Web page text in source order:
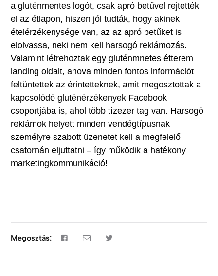
a gluténmentes logót, csak apró betűvel rejtették
el az étlapon, hiszen jól tudták, hogy akinek
ételérzékenysége van, az az apró betűket is
elolvassa, neki nem kell harsogó reklámozás.
Valamint létrehoztak egy gluténmnetes étterem
landing oldalt, ahova minden fontos információt
feltüntettek az érintetteknek, amit megosztottak a
kapcsolódó gluténérzékenyek Facebook
csoportjába is, ahol több tízezer tag van. Harsogó
reklámok helyett minden vendégtípusnak
személyre szabott üzenetet kell a megfelelő
csatornán eljuttatni – így működik a hatékony
marketingkommunikáció!
Megosztás: